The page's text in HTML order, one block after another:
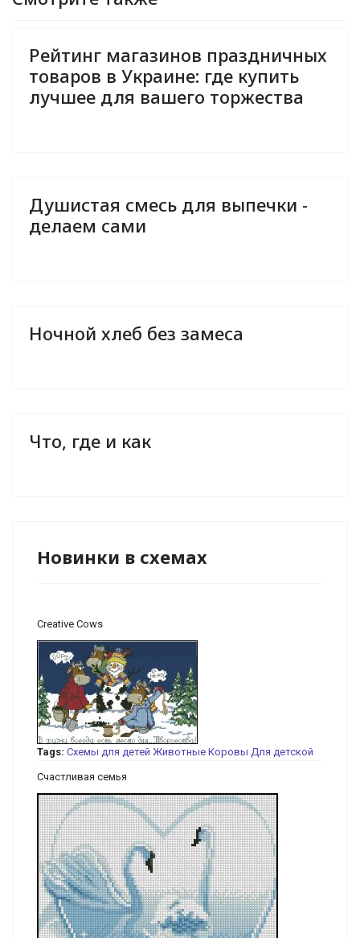
Рейтинг магазинов праздничных
товаров в Украине: где купить
лучшее для вашего торжества
Душистая смесь для выпечки -
делаем сами
Ночной хлеб без замеса
Что, где и как
Новинки в схемах
Creative Cows
Tags: Схемы для детей Животные Коровы Для детской
Счастливая семья